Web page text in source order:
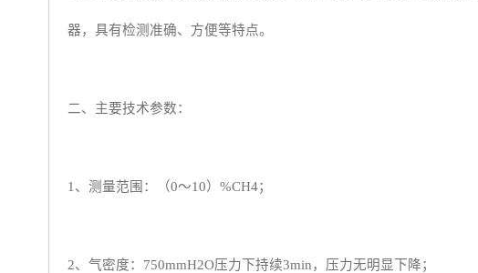
器，具有检测准确、方便等特点。
二、主要技术参数：
1、测量范围：（0～10）%CH4；
2、气密度：750mmH2O压力下持续3min，压力无明显下降；